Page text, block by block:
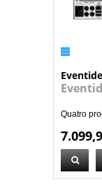
Eventide
Quatro